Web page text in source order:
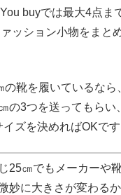
buyでは最大4点ま
ッション小物をまと
の靴を履いているなら
の3つを送ってもらい
ズを決めればOKです
25㎝でもメーカーや
妙に大きさが変わる